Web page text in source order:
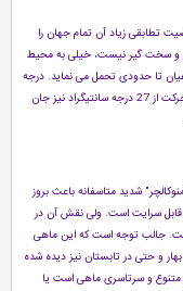
زیاد آن تمام جهان را
سخت گیر نیست، خیلی به محیط
تا حدودی تحمل می نماید. درجه
حرارت بالا را نیز تحمل کرده بطوری که در حالت سکون و بی حرکت از 27 درجه سانتیگراد نیز جان
شدید متاسفانه باعث بروز
سرایت است. ولی نقش آن در
جالب توجه است که این ماهی
و حتی در تابستان نیز دیده شده
و سرتاسری ماهی است یا